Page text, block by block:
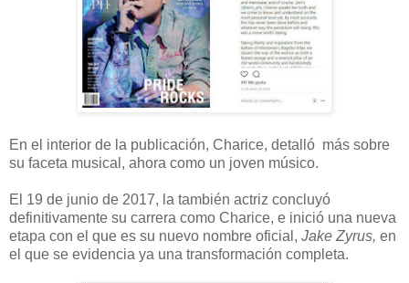
En el interior de la publicación, Charice, detalló más sobre
su faceta musical, ahora como un joven músico.
El 19 de junio de 2017, la también actriz concluyó
definitivamente su carrera como Charice, e inició una nueva
etapa con el que es su nuevo nombre oficial, Jake Zyrus, en
el que se evidencia ya una transformación completa.